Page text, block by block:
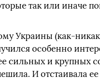
так или иначе
Украины (как-
особенно
сильных и крупных
И отстаивала